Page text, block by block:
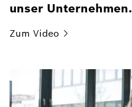
unser Unternehmen.
Zum Video